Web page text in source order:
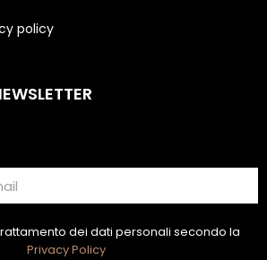
policy
dei dati personali secondo la
Privacy Policy